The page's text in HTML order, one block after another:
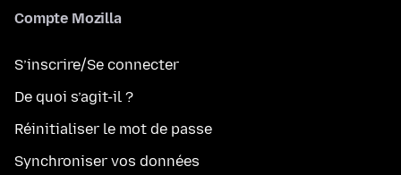
Compte Mozilla
S’inscrire/Se connecter
De quoi s’agit-il ?
Réinitialiser le mot de passe
Synchroniser vos données